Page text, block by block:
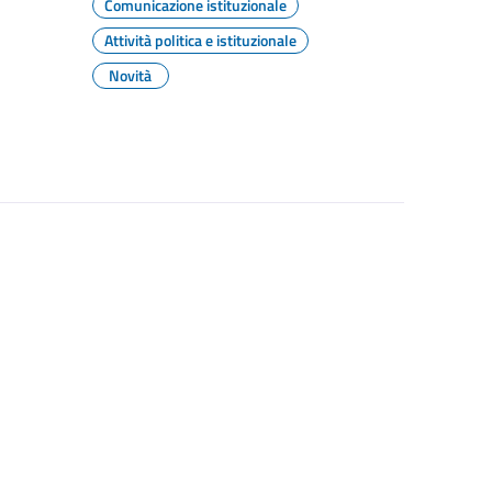
Comunicazione istituzionale
Attività politica e istituzionale
Novità